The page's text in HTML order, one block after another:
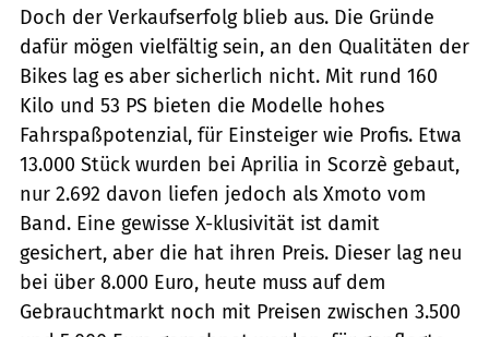
Doch der Verkaufserfolg blieb aus. Die Gründe
dafür mögen vielfältig sein, an den Qualitäten der
Bikes lag es aber sicherlich nicht. Mit rund 160
Kilo und 53 PS bieten die Modelle hohes
Fahrspaßpotenzial, für Einsteiger wie Profis. Etwa
13.000 Stück wurden bei Aprilia in Scorzè gebaut,
nur 2.692 davon liefen jedoch als Xmoto vom
Band. Eine gewisse X-klusivität ist damit
gesichert, aber die hat ihren Preis. Dieser lag neu
bei über 8.000 Euro, heute muss auf dem
Gebrauchtmarkt noch mit Preisen zwischen 3.500